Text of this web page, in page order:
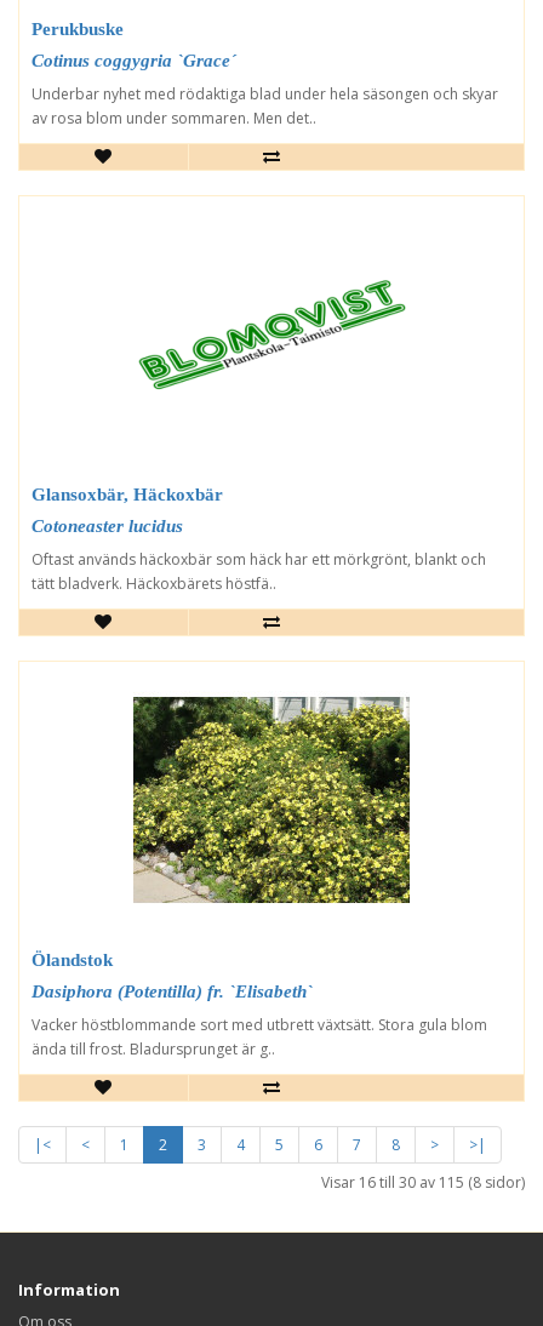
Perukbuske
Cotinus coggygria `Grace´
Underbar nyhet med rödaktiga blad under hela säsongen och skyar
av rosa blom under sommaren. Men det..
Glansoxbär, Häckoxbär
Cotoneaster lucidus
Oftast används häckoxbär som häck har ett mörkgrönt, blankt och
tätt bladverk. Häckoxbärets höstfä..
Ölandstok
Dasiphora (Potentilla) fr. `Elisabeth`
Vacker höstblommande sort med utbrett växtsätt. Stora gula blom
ända till frost. Bladursprunget är g..
|< < 1 2 3 4 5 6 7 8 >
>|
Visar 16 till 30 av 115 (8 sidor)
Information
Om oss